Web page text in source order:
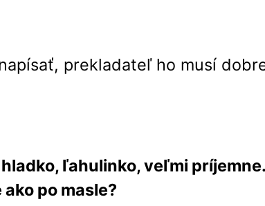
prekladateľ ho musí
ľahulinko, veľmi
po masle?